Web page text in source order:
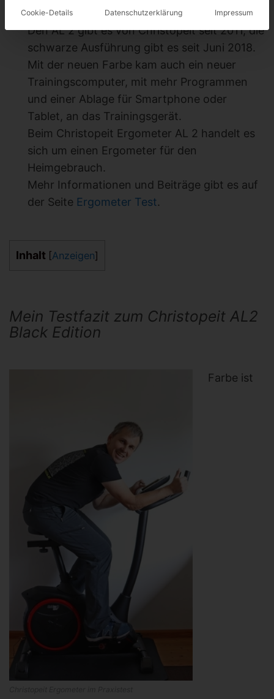
genommen.
Den AL 2 gibt es von Christopeit seit 2011, die
schwarze Ausführung gibt es seit Juni 2018.
Mit der neuen Farbe kam auch ein neuer
Trainingscomputer, mit mehr Programmen
und einer Ablage für Smartphone oder
Tablet, an das Trainingsgerät.
Beim Christopeit Ergometer AL 2 handelt es
sich um einen Ergometer für den
Heimgebrauch.
Mehr Informationen und Beiträge gibt es auf
der Seite Ergometer Test.
Inhalt [Anzeigen]
Mein Testfazit zum Christopeit AL2
Black Edition
Farbe ist
Cookie-Details Datenschutzerklärung Impressum